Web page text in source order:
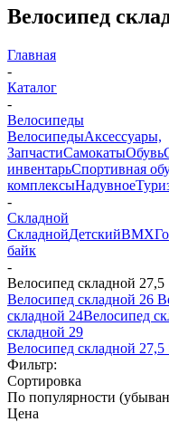
Велосипед
Главная
-
Каталог
-
Велосипеды
ВелосипедыАксессуары,
ЗапчастиСамокатыОбувь
инвентарьСпортивная
комплексыНадувное
-
Складной
СкладнойДетскийBMX
байк
-
Велосипед складной 27,5
Велосипед складной 26
складной 24Велосипед
складной 29
Велосипед складной
Фильтр:
Сортировка
По популярности
Цена